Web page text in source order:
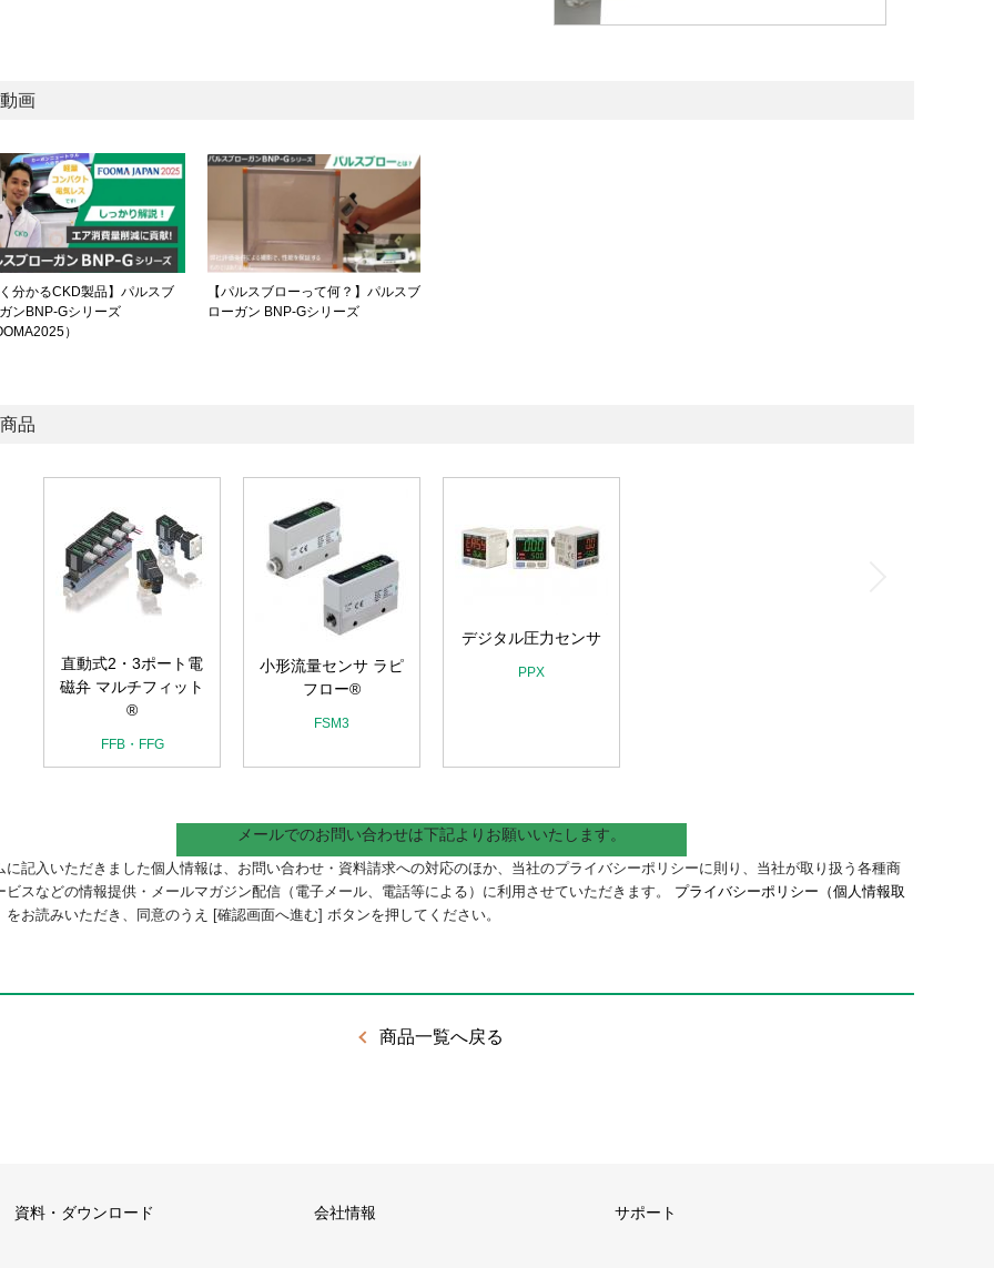
画
く分かるCKD製品】パルスブ
ンBNP-Gシリーズ
）
【パルスブローって何？】パルスブ
ローガン BNP-Gシリーズ
品
直動式2・3ポート電
磁弁 マルチフィット
®
FFB・FFG
小形流量センサ ラピ
フロー®
FSM3
デジタル圧力センサ
PPX
メールでのお問い合わせは下記よりお願いいたします。
に記入いただきました個人情報は、お問い合わせ・資料請求への対応のほか、当社のプライバシーポリシーに則り、当社が取り扱う各種商
ビスなどの情報提供・メールマガジン配信（電子メール、電話等による）に利用させていただきます。 プライバシーポリシー（個人情報取
をお読みいただき、同意のうえ [確認画面へ進む] ボタンを押してください。
商品一覧へ戻る
資料・ダウンロード 会社情報 サポート